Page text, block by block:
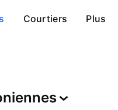
Courtiers Plus